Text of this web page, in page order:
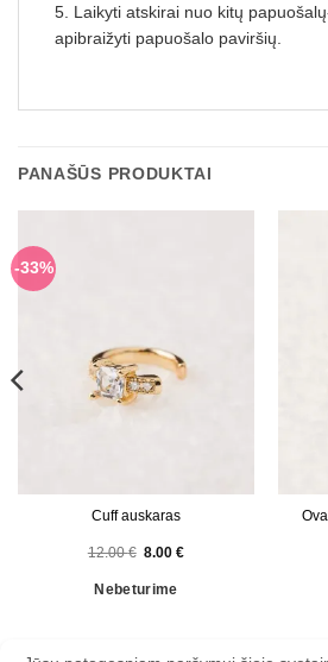
5. Laikyti atskirai nuo kitų
apibraižyti papuošalo paviršių.
PANAŠŪS PRODUKTAI
-33%
Cuff auskaras
12.00€ Original
12.00 €.
8.00€Current
Nebeturime